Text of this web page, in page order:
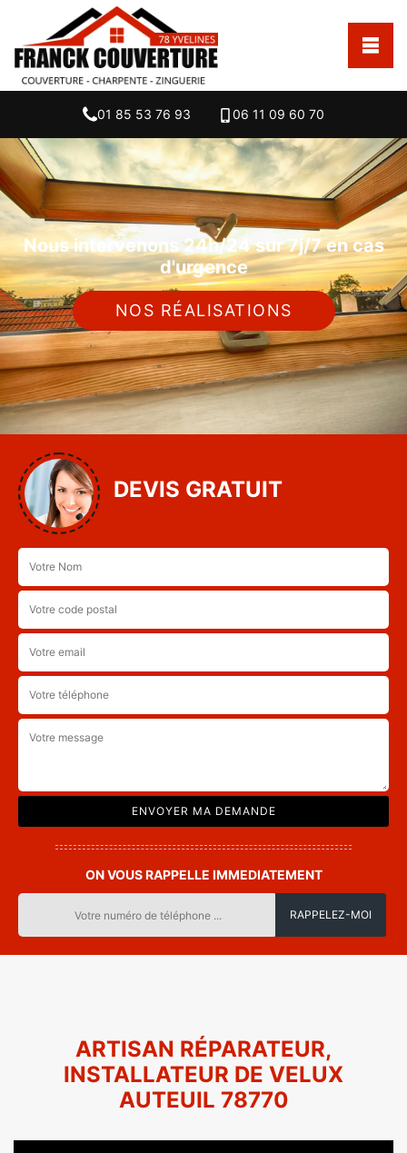
01 85 53 76 93 06 11 09 60 70
Nous intervenons 24h/24 sur 7j/7 en cas
d'urgence
NOS RÉALISATIONS
DEVIS GRATUIT
ON VOUS RAPPELLE IMMEDIATEMENT
ARTISAN RÉPARATEUR,
INSTALLATEUR DE VELUX
AUTEUIL 78770